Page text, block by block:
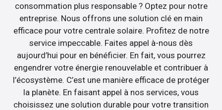
consommation plus responsable ? Optez pour notre
entreprise. Nous offrons une solution clé en main
efficace pour votre centrale solaire. Profitez de notre
service impeccable. Faites appel à-nous dès
aujourd’hui pour en bénéficier. En fait, vous pourrez
engendrer votre énergie renouvelable et contribuer à
l’écosystème. C’est une manière efficace de protéger
la planète. En faisant appel à nos services, vous
choisissez une solution durable pour votre transition